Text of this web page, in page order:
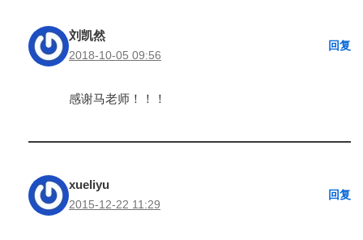
刘凯然
2018-10-05 09:56
回复
感谢马老师！！！
xueliyu
2015-12-22 11:29
回复